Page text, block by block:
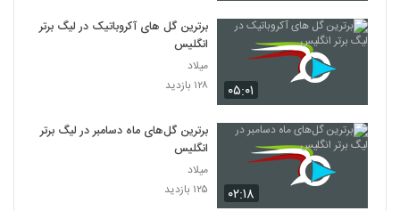
۰۵:۰۱
برترین گل های آکروباتیک در لیگ برتر
انگلیس
میلاد
۱۲۸ بازدید
۰۲:۱۸
برترین گل‌های ماه دسامبر در لیگ برتر
انگلیس
میلاد
۱۲۵ بازدید